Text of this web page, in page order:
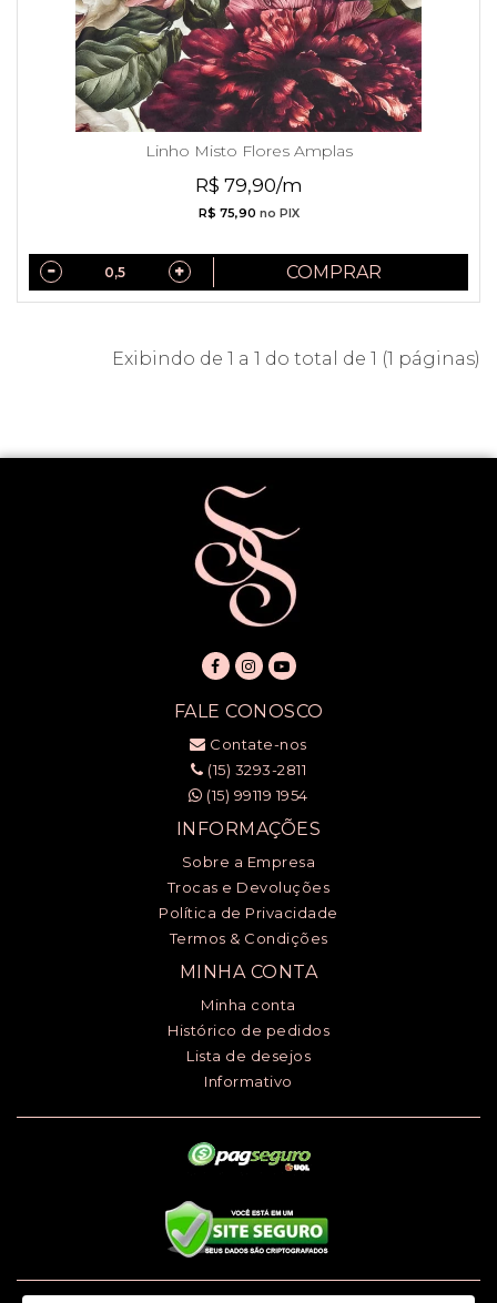
Linho Misto Flores Amplas
R$ 79,90/m
R$ 75,90 no PIX
COMPRAR
Exibindo de 1 a 1 do total de 1 (1 páginas)
FALE CONOSCO
Contate-nos
(15) 3293-2811
(15) 99119 1954
INFORMAÇÕES
Sobre a Empresa
Trocas e Devoluções
Política de Privacidade
Termos & Condições
MINHA CONTA
Minha conta
Histórico de pedidos
Lista de desejos
Informativo